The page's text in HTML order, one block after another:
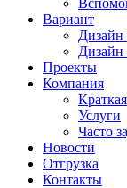
Вариант
Дизайн
Дизайн
Проекты
Компания
Услуги
Часто
Новости
Отгрузка
Контакты